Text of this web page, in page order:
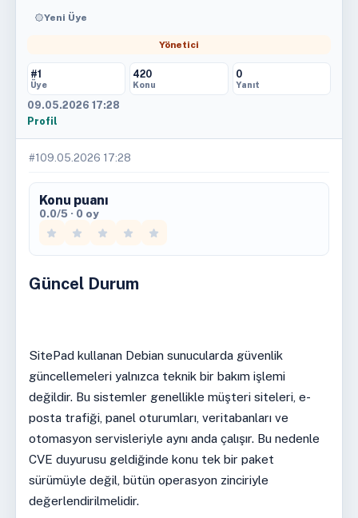
Yeni Üye
Yönetici
#1
Üye
420
Konu
0
Yanıt
09.05.2026 17:28
Profil
#1 09.05.2026 17:28
Konu puanı
0.0/5 · 0 oy
Güncel Durum
SitePad kullanan Debian sunucularda güvenlik
güncellemeleri yalnızca teknik bir bakım işlemi
değildir. Bu sistemler genellikle müşteri siteleri, e-
posta trafiği, panel oturumları, veritabanları ve
otomasyon servisleriyle aynı anda çalışır. Bu nedenle
CVE duyurusu geldiğinde konu tek bir paket
sürümüyle değil, bütün operasyon zinciriyle
değerlendirilmelidir.